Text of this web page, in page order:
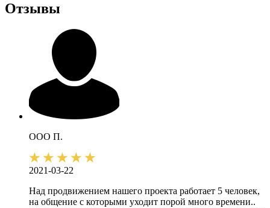
Отзывы
ООО П.
2021-03-22
Над продвижением нашего проекта работает 5 человек,
на общение с которыми уходит порой много времени..